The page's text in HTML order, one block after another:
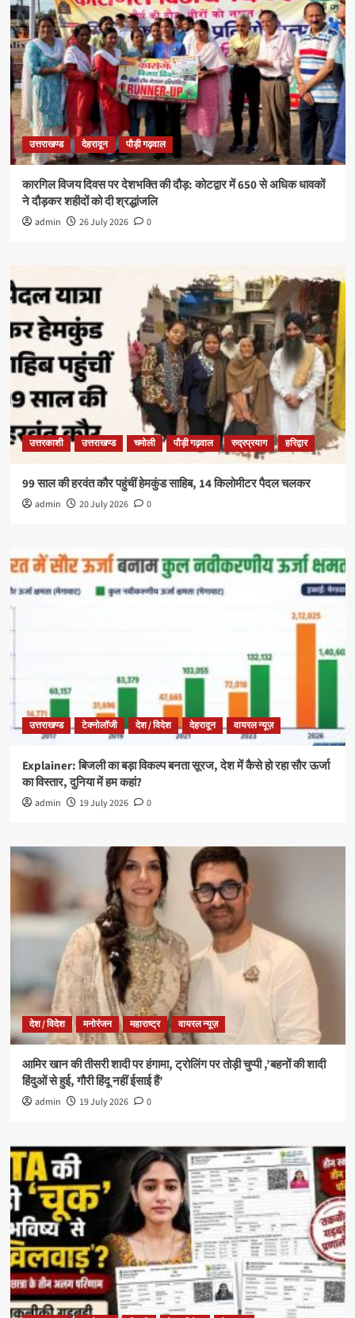
उत्तराखण्ड देहरादून पौड़ी गढ़वाल
कारगिल विजय दिवस पर देशभक्ति की दौड़: कोटद्वार में 650 से अधिक धावकों
ने दौड़कर शहीदों को दी श्रद्धांजलि
admin 26 July 2026 0
उत्तरकाशी उत्तराखण्ड चमोली पौड़ी गढ़वाल रुद्रप्रयाग हरिद्वार
99 साल की हरवंत कौर पहुंचीं हेमकुंड साहिब, 14 किलोमीटर पैदल चलकर
admin 20 July 2026 0
उत्तराखण्ड टेक्नोलॉजी देश / विदेश देहरादून वायरल न्यूज़
Explainer: बिजली का बड़ा विकल्प बनता सूरज, देश में कैसे हो रहा सौर ऊर्जा
का विस्तार, दुनिया में हम कहां?
admin 19 July 2026 0
देश / विदेश मनोरंजन महाराष्ट्र वायरल न्यूज़
आमिर खान की तीसरी शादी पर हंगामा, ट्रोलिंग पर तोड़ी चुप्पी ,’बहनों की शादी
हिंदुओं से हुई, गौरी हिंदू नहीं ईसाई हैं’
admin 19 July 2026 0